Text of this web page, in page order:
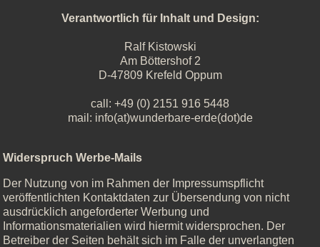
Verantwortlich für Inhalt und Design:
Ralf Kistowski
Am Böttershof 2
D-47809 Krefeld Oppum
call: +49 (0) 2151 916 5448
mail: info(at)wunderbare-erde(dot)de
Widerspruch Werbe-Mails
Der Nutzung von im Rahmen der Impressumspflicht
veröffentlichten Kontaktdaten zur Übersendung von nicht
ausdrücklich angeforderter Werbung und
Informationsmaterialien wird hiermit widersprochen. Der
Betreiber der Seiten behält sich im Falle der unverlangten